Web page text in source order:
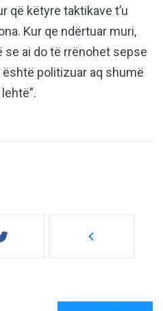
që këtyre taktikave t’u
Kur qe ndërtuar muri,
ai do të rrënohet sepse
politizuar aq shumë